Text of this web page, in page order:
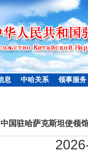
息 中哈关系 领事服务
中国驻哈萨克斯坦使领